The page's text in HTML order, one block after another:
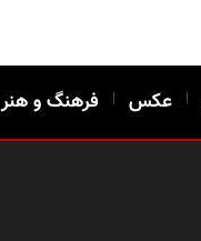
| عکس | فرهنگ و هنر